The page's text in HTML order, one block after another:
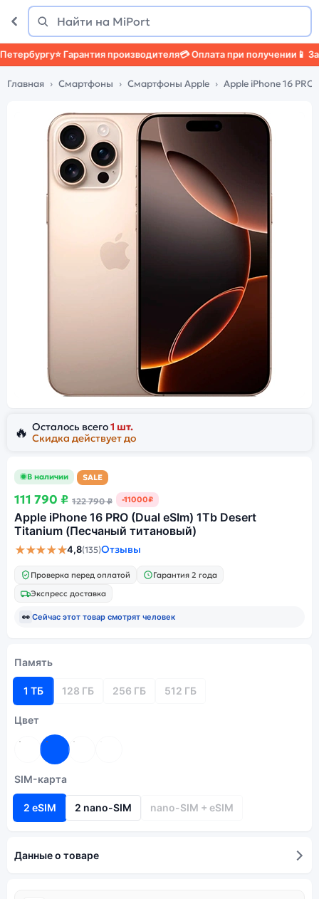
Поиск
Найти
⭐ Гарантия производителя💳 Оплата при получении📱
Главная Смартфоны Смартфоны Apple Apple iPhone 16 PRO
🔥 Осталось всего1 шт.
Скидка действует до
В наличии SALE
111 790 ₽ 122 790 ₽ -11000₽
Apple iPhone 16 PRO (Dual eSIm) 1Tb Desert
Titanium (Песчаный титановый)
★★★★★4,8(135)Отзывы
Проверка перед оплатой
Гарантия 2 года
Экспресс доставка
👀 Сейчас этот товар смотрят человек
Память
1 ТБ 128 ГБ 256 ГБ 512 ГБ
Цвет
SIM-карта
2 eSIM 2 nano-SIM nano-SIM + eSIM
Данные о товаре